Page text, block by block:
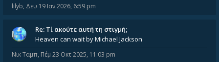
lilyb, Δευ 19 Ιαν 2026, 6:59 pm
Re: Tί ακούτε αυτή τη στιγμή;
Heaven can wait by Michael Jackson
Νικ Ταμπ, Πέμ 23 Οκτ 2025, 11:03 pm